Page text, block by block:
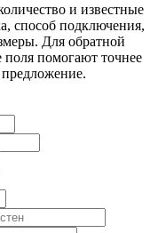
и известные
способ подключения,
Для обратной
поля помогают точнее